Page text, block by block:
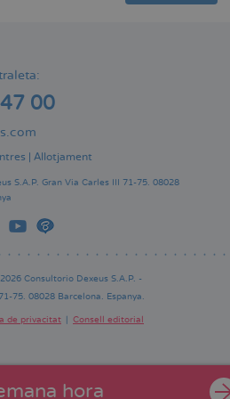
hora
00
| Allotjament
S.A.P. Gran Via Carles III 71-75. 08028
Consultorio Dexeus S.A.P. -
75. 08028 Barcelona. Espanya.
de privacitat Consell editorial